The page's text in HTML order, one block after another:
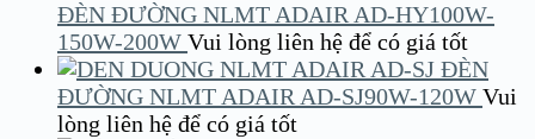
ĐÈN ĐƯỜNG NLMT ADAIR AD-HY100W-
150W-200W Vui lòng liên hệ để có giá tốt
ĐÈN
ĐƯỜNG NLMT ADAIR AD-SJ90W-120W Vui
lòng liên hệ để có giá tốt